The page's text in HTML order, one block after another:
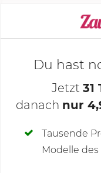
Deine
Du hast
Jetzt 31
danach nur
Tausende
Modelle